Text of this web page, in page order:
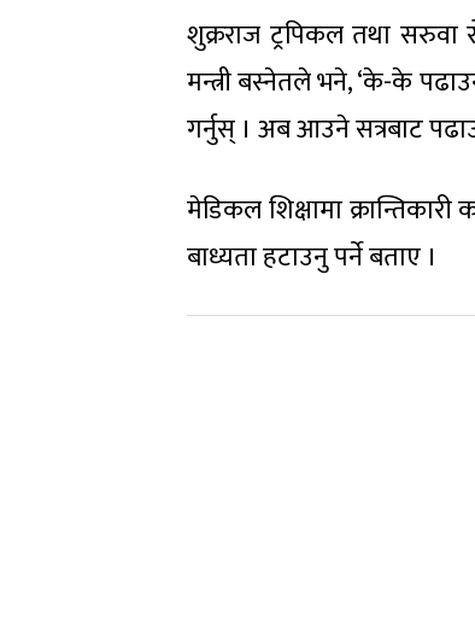
शुक्रराज ट्रपिकल तथा
मन्त्री बस्नेतले भने, ‘के-के
गर्नुस् । अब आउने सत्रबाट
मेडिकल शिक्षामा
बाध्यता हटाउनु पर्ने बताए ।